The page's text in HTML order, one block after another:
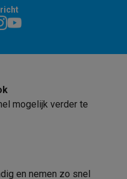
mogelijk verder te
en nemen zo snel